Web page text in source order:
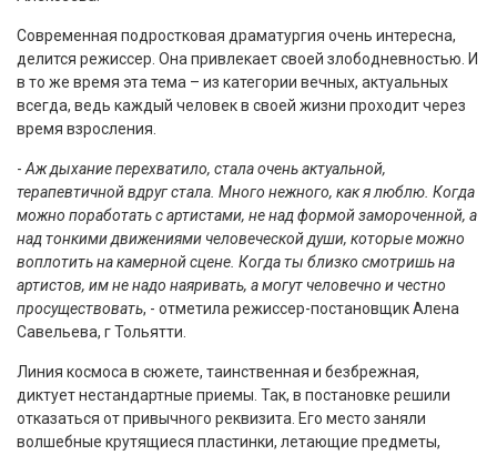
Современная подростковая драматургия очень интересна,
делится режиссер. Она привлекает своей злободневностью. И
в то же время эта тема – из категории вечных, актуальных
всегда, ведь каждый человек в своей жизни проходит через
время взросления.
- Аж дыхание перехватило, стала очень актуальной,
терапевтичной вдруг стала. Много нежного, как я люблю. Когда
можно поработать с артистами, не над формой замороченной, а
над тонкими движениями человеческой души, которые можно
воплотить на камерной сцене. Когда ты близко смотришь на
артистов, им не надо наяривать, а могут человечно и честно
просуществовать, - отметила режиссер-постановщик Алена
Савельева, г Тольятти.
Линия космоса в сюжете, таинственная и безбрежная,
диктует нестандартные приемы. Так, в постановке решили
отказаться от привычного реквизита. Его место заняли
волшебные крутящиеся пластинки, летающие предметы,